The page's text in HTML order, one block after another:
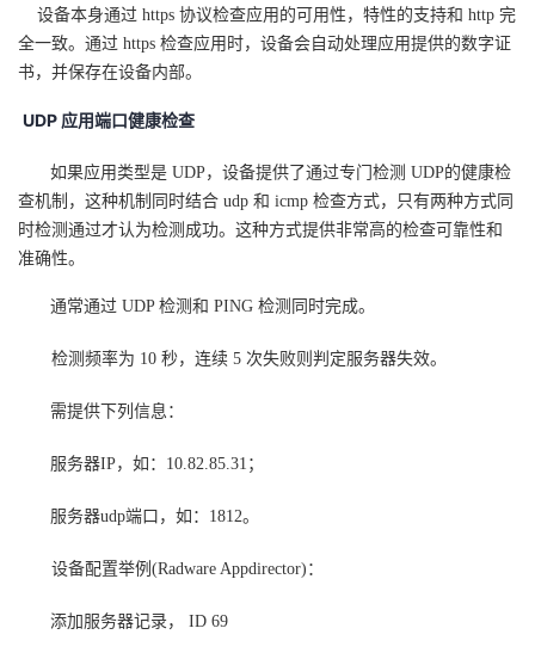
设备本身通过 https 协议检查应用的可用性，特性的支持和 http 完
全一致。通过 https 检查应用时，设备会自动处理应用提供的数字证
书，并保存在设备内部。
UDP 应用端口健康检查
如果应用类型是 UDP，设备提供了通过专门检测 UDP的健康检
查机制，这种机制同时结合 udp 和 icmp 检查方式，只有两种方式同
时检测通过才认为检测成功。这种方式提供非常高的检查可靠性和
准确性。
通常通过 UDP 检测和 PING 检测同时完成。
检测频率为 10 秒，连续 5 次失败则判定服务器失效。
需提供下列信息：
服务器IP，如：10.82.85.31；
服务器udp端口，如：1812。
设备配置举例(Radware Appdirector)：
添加服务器记录， ID 69